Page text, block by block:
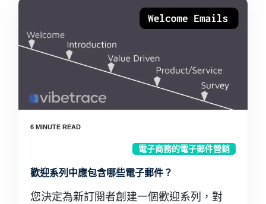
電子商務的電子郵件營銷
歡迎系列中應包含哪些電子郵件？
您決定為新訂閱者創建一個歡迎系列，對